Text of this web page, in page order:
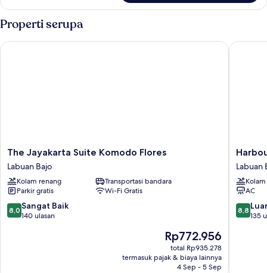
Junior
Properti serupa
The
Jayakarta
Suite
Komodo
Flores
Labuan
Bajo
The Jayakarta Suite Komodo Flores
Labuan Bajo
Kolam renang
Transportasi bandara
Parkir gratis
Wi-Fi Gratis
8.0
dari
8,0 Sangat Baik
140 ulasan
Harga
sekarang
Rp772.956
Rp772.956
total Rp935.278
termasuk pajak & biaya lainnya
4 Sep - 5 Sep
The Jayakarta Suite Komodo Flores
Harbour
Komodo
Hotel
Labuan
Bajo
Labuan
AC
8.8
dari
8,8
135